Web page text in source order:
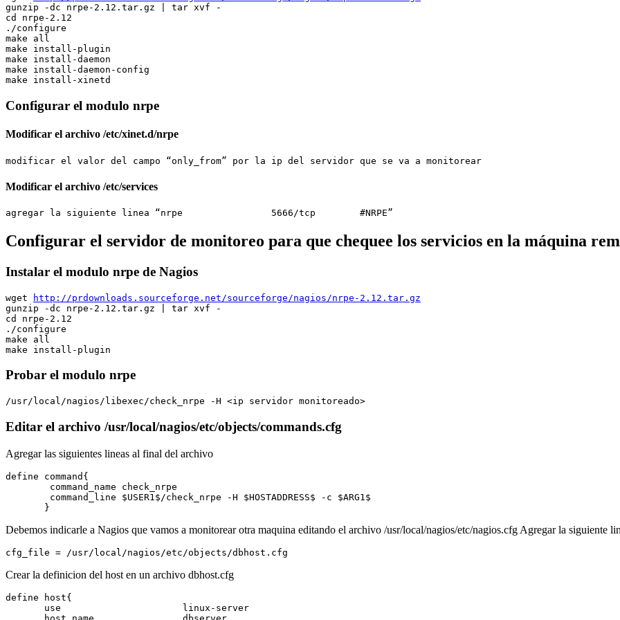
gunzip -dc nrpe-2.12.tar.gz | tar xvf -
cd nrpe-2.12
./configure
make all
make install-plugin
make install-daemon
make install-daemon-config
Configurar el modulo nrpe
Modificar el archivo /etc/xinet.d/nrpe
Modificar el archivo /etc/services
Configurar el servidor de monitoreo para que chequee los servicios en la máquina
Instalar el modulo nrpe de Nagios
wget
http://prdownloads.sourceforge.net/sourceforge/nagios/nrpe-2.12.tar.gz
gunzip -dc nrpe-2.12.tar.gz | tar xvf -
cd nrpe-2.12
./configure
make all
Probar el modulo nrpe
Editar el archivo /usr/local/nagios/etc/objects/commands.cfg
Agregar las siguientes lineas al final del archivo
define command{
        command_name check_nrpe
        command_line $USER1$/check_nrpe -H $HOSTADDRESS$ -c $ARG1$
Debemos indicarle a Nagios que vamos a monitorear otra maquina editando el archivo /usr/local/nagios/etc/nagios.cfg Agregar la
Crear la definicion del host en un archivo dbhost.cfg
define host{
       use			linux-server
       host_name		dbserver